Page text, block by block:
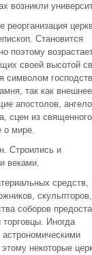
возникли
реорганизация
Становится
поэтому
своей высотой
символом
так как внешнее
апостолов,
сцен из священного
о мире.
Строились и
веками.
средств,
скульпторов,
соборов
Иногда
некоторые